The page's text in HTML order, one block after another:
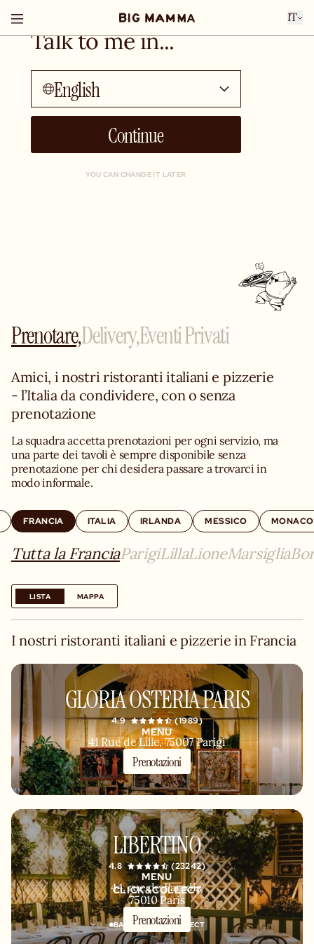
Talk to me in...
English
Continue
YOU CAN CHANGE IT LATER
IT
Amici, i nostri ristoranti italiani e pizzerie
- l’Italia da condividere, con o senza
prenotazione
La squadra accetta prenotazioni per ogni servizio, ma
una parte dei tavoli è sempre disponibile senza
prenotazione per chi desidera passare a trovarci in
modo informale.
Prenotare,Delivery,Eventi Privati
FRANCIA ITALIA IRLANDA MESSICO MONACO
Tutta la FranciaParigiLillaLioneMarsiglia
LISTA MAPPA
I nostri ristoranti italiani e pizzerie in Francia
MENU
Prenotazioni
GLORIA OSTERIA PARIS
4.9 (1989)
41 Rue de Lille, 75007 Parigi
NEW
MENU
CLICK&COLLECT
Prenotazioni
LIBERTINO
4.8 (23242)
44, rue de Paradis,
75010 Paris
BAR CLICK & COLLECT